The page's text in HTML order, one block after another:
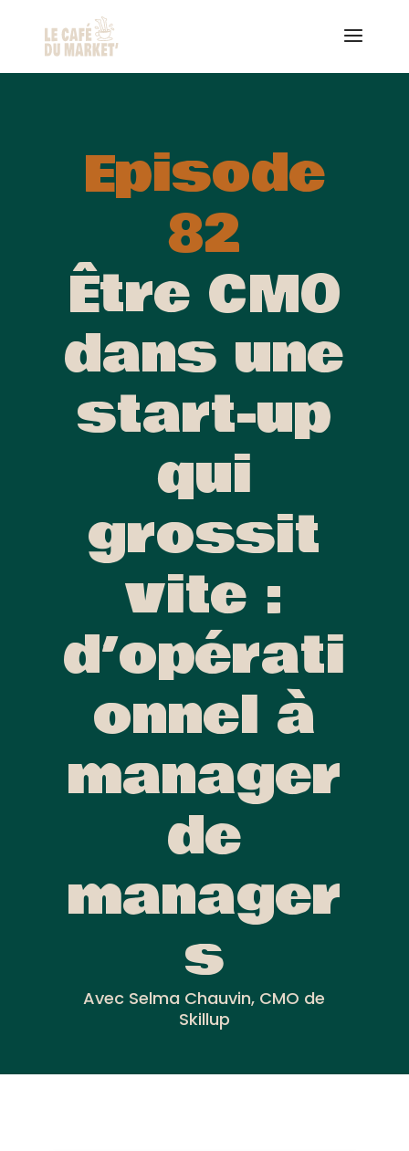
Episode
82
Être CMO
dans une
start-up
qui
grossit
vite :
d’opérati
onnel à
manager
de
manager
s
Avec Selma Chauvin, CMO de
Skillup